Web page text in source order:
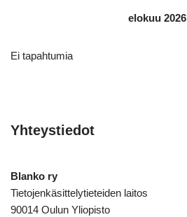
elokuu 2026
Ei tapahtumia
Yhteystiedot
Blanko ry
Tietojenkäsittelytieteiden laitos
90014 Oulun Yliopisto